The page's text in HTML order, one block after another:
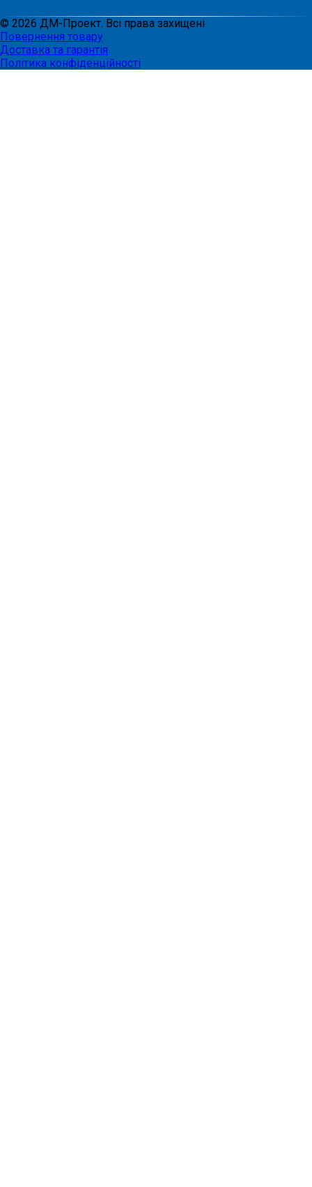
© 2026 ДМ-Проект. Всі права захищені
Повернення товару
Доставка та гарантія
Політика конфіденційності